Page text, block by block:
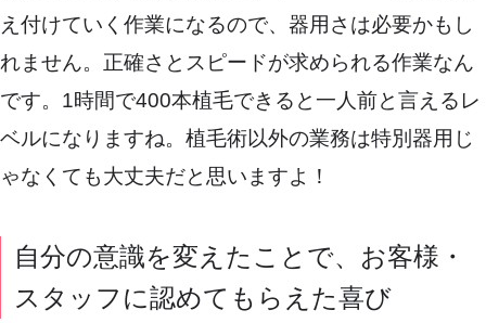
え付けていく作業になるので、器用さは必要かもし
れません。正確さとスピードが求められる作業なん
です。1時間で400本植毛できると一人前と言えるレ
ベルになりますね。植毛術以外の業務は特別器用じ
ゃなくても大丈夫だと思いますよ！
自分の意識を変えたことで、お客様・
スタッフに認めてもらえた喜び